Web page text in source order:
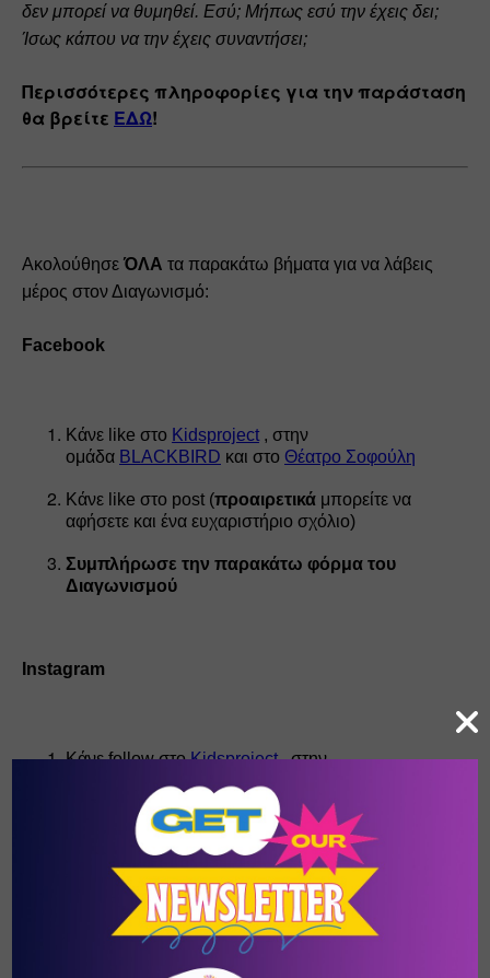
δεν μπορεί να θυμηθεί. Εσύ; Μήπως εσύ την έχεις δει;
Ίσως κάπου να την έχεις συναντήσει;
Περισσότερες πληροφορίες για την παράσταση
θα βρείτε ΕΔΩ!
Ακολούθησε ΌΛΑ τα παρακάτω βήματα για να λάβεις
μέρος στον Διαγωνισμό:
Facebook
Κάνε like στο Kidsproject , στην
ομάδα BLACKBIRD και στο Θέατρο Σοφούλη
Κάνε like στο post (προαιρετικά μπορείτε να
αφήσετε και ένα ευχαριστήριο σχόλιο)
Συμπλήρωσε την παρακάτω φόρμα του
Διαγωνισμού
Instagram
Κάνε follow στο Kidsproject , στην
Κάνε like στο post (προαιρετικά μπορείτε να
αφήσετε και ένα ευχαριστήριο σχόλιο)
Συμπλήρωσε την παρακάτω φόρμα του
Διαγωνισμού